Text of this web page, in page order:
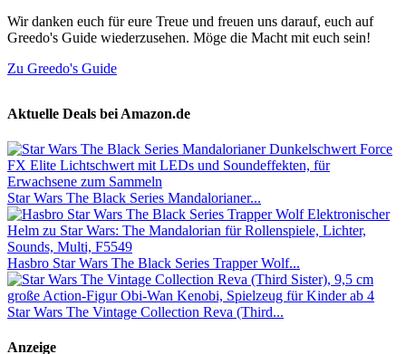
Wir danken euch für eure Treue und freuen uns darauf, euch auf
Greedo's Guide wiederzusehen. Möge die Macht mit euch sein!
Zu Greedo's Guide
Aktuelle Deals bei Amazon.de
Star Wars The Black Series Mandalorianer...
Hasbro Star Wars The Black Series Trapper Wolf...
Star Wars The Vintage Collection Reva (Third...
Anzeige